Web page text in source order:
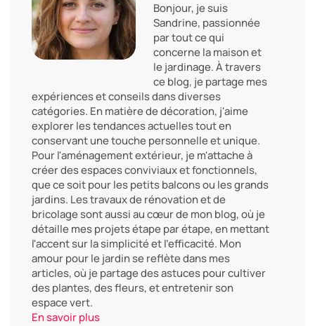
Bonjour, je suis
Sandrine, passionnée
par tout ce qui
concerne la maison et
le jardinage. À travers
ce blog, je partage mes
expériences et conseils dans diverses
catégories. En matière de décoration, j'aime
explorer les tendances actuelles tout en
conservant une touche personnelle et unique.
Pour l'aménagement extérieur, je m'attache à
créer des espaces conviviaux et fonctionnels,
que ce soit pour les petits balcons ou les grands
jardins. Les travaux de rénovation et de
bricolage sont aussi au cœur de mon blog, où je
détaille mes projets étape par étape, en mettant
l'accent sur la simplicité et l'efficacité. Mon
amour pour le jardin se reflète dans mes
articles, où je partage des astuces pour cultiver
des plantes, des fleurs, et entretenir son
espace vert.
En savoir plus